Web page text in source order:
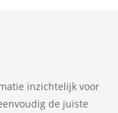
inzichtelijk voor
de juiste